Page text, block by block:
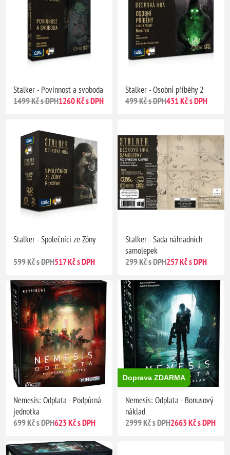
Stalker - Povinnost a svoboda
1499 Kč s DPH1260 Kč s DPH
Stalker - Osobní příběhy 2
499 Kč s DPH431 Kč s DPH
Stalker - Společníci ze Zóny
599 Kč s DPH517 Kč s DPH
Stalker - Sada náhradních
samolepek
299 Kč s DPH257 Kč s DPH
Nemesis: Odplata - Podpůrná
jednotka
699 Kč s DPH623 Kč s DPH
Doprava ZDARMA
Nemesis: Odplata - Bonusový
náklad
2999 Kč s DPH2663 Kč s DPH